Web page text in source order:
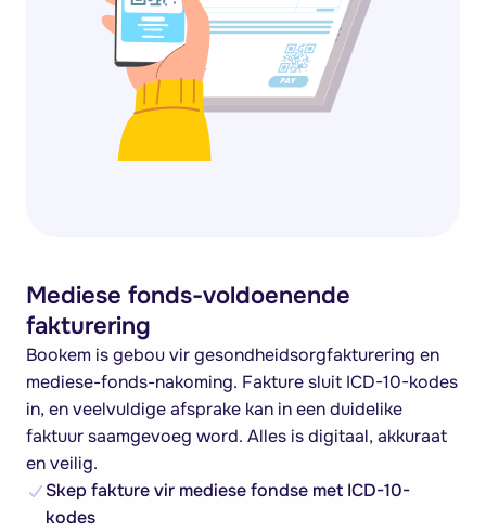
Mediese fonds-voldoenende
fakturering
Bookem is gebou vir gesondheidsorgfakturering en
mediese-fonds-nakoming. Fakture sluit ICD-10-kodes
in, en veelvuldige afsprake kan in een duidelike
faktuur saamgevoeg word. Alles is digitaal, akkuraat
en veilig.
Skep fakture vir mediese fondse met ICD-10-
kodes